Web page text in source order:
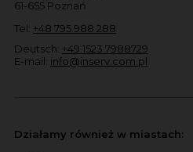
61-655 Poznań
Tel: +48 795 988 288
Deutsch: +49 1523 7988729
E-mail: info@inserv.com.pl
Działamy również w miastach: